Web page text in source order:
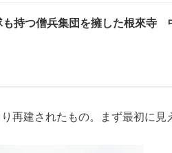
も持つ僧兵集団を擁した根來寺
再建されたもの。まず最初に見